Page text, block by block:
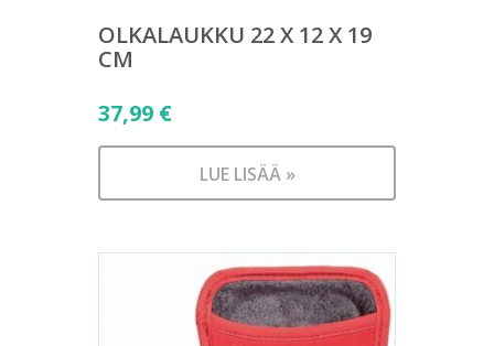
OLKALAUKKU 22 X 12 X 19
CM
37,99 €
LUE LISÄÄ »